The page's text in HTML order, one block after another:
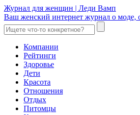
Журнал для женщин | Леди Вамп
Ваш женский интернет журнал о моде,
Компании
Рейтинги
Здоровье
Дети
Красота
Отношения
Отдых
Питомцы